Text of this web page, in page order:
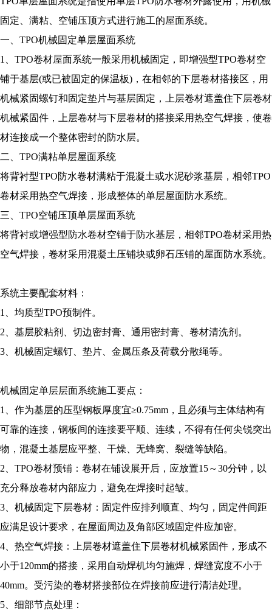
固定、满粘、空铺压顶方式进行施工的屋面系统。
一、TPO机械固定单层屋面系统
1、TPO卷材屋面系统一般采用机械固定，即增强型TPO卷材空
铺于基层(或已被固定的保温板)，在相邻的下层卷材搭接区，用
机械紧固螺钉和固定垫片与基层固定，上层卷材遮盖住下层卷材
机械紧固件，上层卷材与下层卷材的搭接采用热空气焊接，使卷
材连接成一个整体密封的防水层。
二、TPO满粘单层屋面系统
将背衬型TPO防水卷材满粘于混凝土或水泥砂浆基层，相邻TPO
卷材采用热空气焊接，形成整体的单层屋面防水系统。
三、TPO空铺压顶单层屋面系统
将背衬或增强型防水卷材空铺于防水基层，相邻TPO卷材采用热
空气焊接，卷材采用混凝土压铺块或卵石压铺的屋面防水系统。
系统主要配套材料：
1、均质型TPO预制件。
2、基层胶粘剂、切边密封膏、通用密封膏、卷材清洗剂。
3、机械固定螺钉、垫片、金属压条及荷载分散绳等。
机械固定单层层面系统施工要点：
1、作为基层的压型钢板厚度宜≥0.75mm，且必须与主体结构有
可靠的连接，钢板间的连接要平顺、连续，不得有任何尖锐突出
物，混凝土基层应平整、干燥、无蜂窝、裂缝等缺陷。
2、TPO卷材预铺：卷材在铺设展开后，应放置15～30分钟，以
充分释放卷材内部应力，避免在焊接时起皱。
3、机械固定下层卷材：固定件应排列顺直、均匀，固定件间距
应满足设计要求，在屋面周边及角部区域固定件应加密。
4、热空气焊接：上层卷材遮盖住下层卷材机械紧固件，形成不
小于120mm的搭接，采用自动焊机均匀施焊，焊缝宽度不小于
40mm。受污染的卷材搭接部位在焊接前应进行清洁处理。
5、细部节点处理：